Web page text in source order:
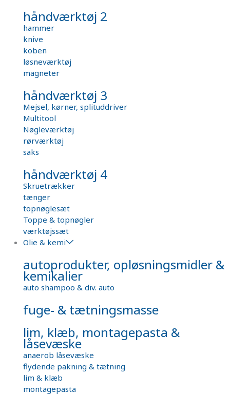
håndværktøj 2
hammer
knive
koben
løsneværktøj
magneter
håndværktøj 3
Mejsel, kørner, splituddriver
Multitool
Nøgleværktøj
rørværktøj
saks
håndværktøj 4
Skruetrækker
tænger
topnøglesæt
Toppe & topnøgler
værktøjssæt
Olie & kemi
autoprodukter, opløsningsmidler &
kemikalier
auto shampoo & div. auto
fuge- & tætningsmasse
lim, klæb, montagepasta &
låsevæske
anaerob låsevæske
flydende pakning & tætning
lim & klæb
montagepasta